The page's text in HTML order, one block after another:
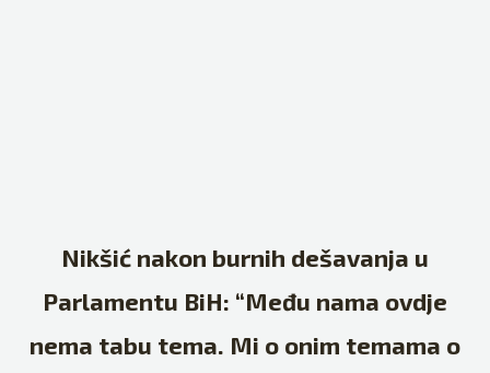
Nikšić nakon burnih dešavanja u
Parlamentu BiH: “Među nama ovdje
nema tabu tema. Mi o onim temama o